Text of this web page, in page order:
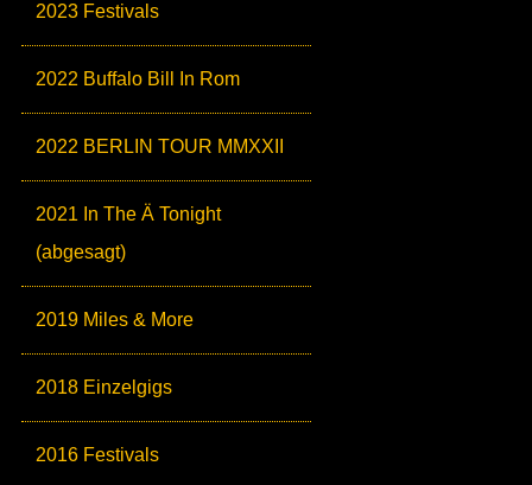
2023 Festivals
2022 Buffalo Bill In Rom
2022 BERLIN TOUR MMXXII
2021 In The Ä Tonight
(abgesagt)
2019 Miles & More
2018 Einzelgigs
2016 Festivals